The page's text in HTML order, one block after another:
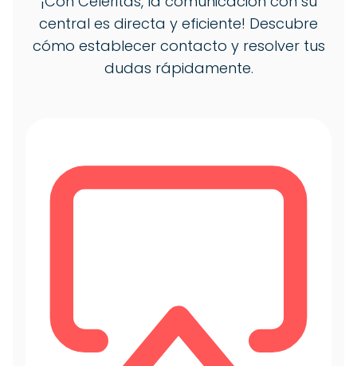
central es directa y eficiente! Descubre
cómo establecer contacto y resolver tus
dudas rápidamente.